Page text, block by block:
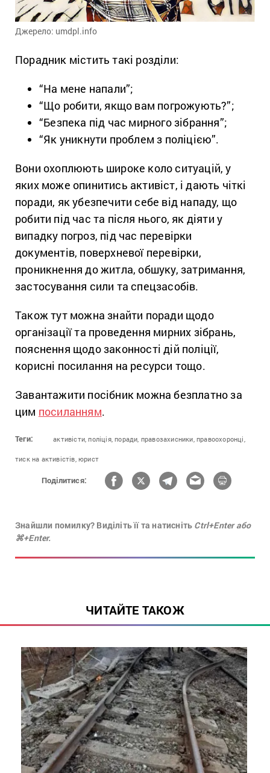
Джерело: umdpl.info
Порадник містить такі розділи:
“На мене напали”;
“Що робити, якщо вам погрожують?”;
“Безпека під час мирного зібрання”;
“Як уникнути проблем з поліцією”.
Вони охоплюють широке коло ситуацій, у
яких може опинитись активіст, і дають чіткі
поради, як убезпечити себе від нападу, що
робити під час та після нього, як діяти у
випадку погроз, під час перевірки
документів, поверхневої перевірки,
проникнення до житла, обшуку, затримання,
застосування сили та спецзасобів.
Також тут можна знайти поради щодо
організації та проведення мирних зібрань,
пояснення щодо законності дій поліції,
корисні посилання на ресурси тощо.
Завантажити посібник можна безплатно за
цим посиланням.
Теги: активісти, поліція, поради, правозахисники, правоохоронці,
тиск на активістів, юрист
Поділитися:
Знайшли помилку? Виділіть її та натисніть Ctrl+Enter або
⌘+Enter.
ЧИТАЙТЕ ТАКОЖ